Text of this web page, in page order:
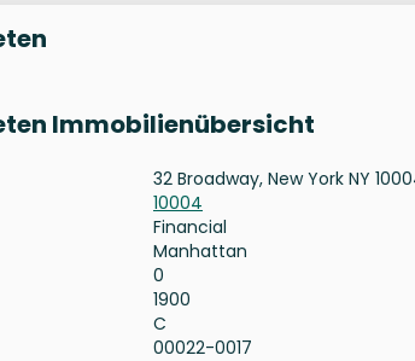
Immobilienübersicht
32 Broadway, New York NY
10004
Financial
Manhattan
0
1900
C
00022-0017